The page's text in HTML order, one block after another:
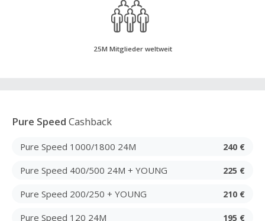
25M Mitglieder weltweit
Pure Speed Cashback
Pure Speed 1000/1800 24M 240 €
Pure Speed 400/500 24M + YOUNG 225 €
Pure Speed 200/250 + YOUNG 210 €
Pure Speed 120 24M 195 €